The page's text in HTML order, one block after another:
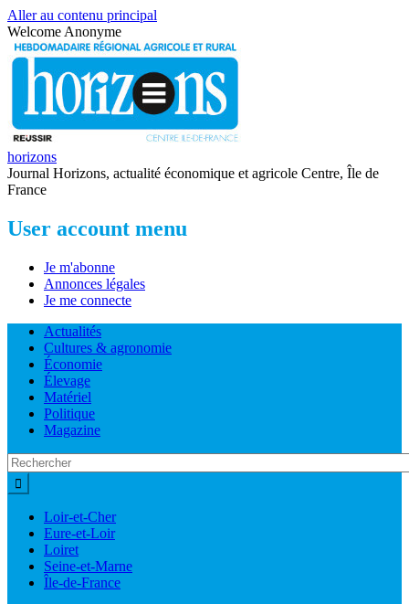
Aller au contenu principal
Welcome Anonyme
horizons
Journal Horizons, actualité économique et agricole Centre, Île de
France
User account menu
Je m'abonne
Annonces légales
Je me connecte
Actualités
Cultures & agronomie
Économie
Élevage
Matériel
Politique
Magazine
Loir-et-Cher
Eure-et-Loir
Loiret
Seine-et-Marne
Île-de-France